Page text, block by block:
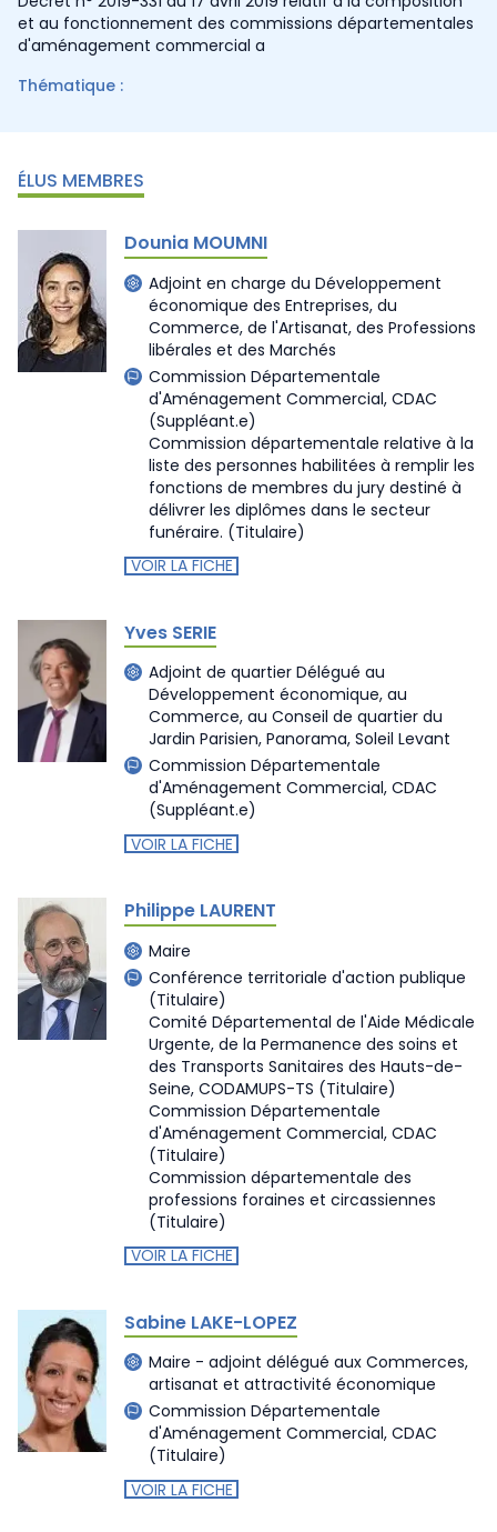
et au fonctionnement des commissions départementales
d'aménagement commercial a
Thématique :
ÉLUS MEMBRES
Dounia MOUMNI
Adjoint en charge du Développement
économique des Entreprises, du
Commerce, de l'Artisanat, des Professions
libérales et des Marchés
Commission Départementale
d'Aménagement Commercial, CDAC
(Suppléant.e)
Commission départementale relative à la
liste des personnes habilitées à remplir les
fonctions de membres du jury destiné à
délivrer les diplômes dans le secteur
funéraire. (Titulaire)
VOIR LA FICHE
Yves SERIE
Adjoint de quartier Délégué au
Développement économique, au
Commerce, au Conseil de quartier du
Jardin Parisien, Panorama, Soleil Levant
Commission Départementale
d'Aménagement Commercial, CDAC
(Suppléant.e)
VOIR LA FICHE
Philippe LAURENT
Maire
Conférence territoriale d'action publique
(Titulaire)
Comité Départemental de l'Aide Médicale
Urgente, de la Permanence des soins et
des Transports Sanitaires des Hauts-de-
Seine, CODAMUPS-TS (Titulaire)
Commission Départementale
d'Aménagement Commercial, CDAC
(Titulaire)
Commission départementale des
professions foraines et circassiennes
(Titulaire)
VOIR LA FICHE
Sabine LAKE-LOPEZ
Maire - adjoint délégué aux Commerces,
artisanat et attractivité économique
Commission Départementale
d'Aménagement Commercial, CDAC
(Titulaire)
VOIR LA FICHE